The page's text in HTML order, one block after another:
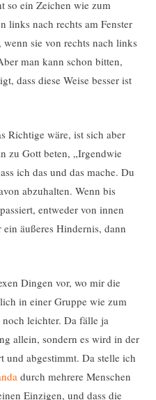
so ein Zeichen wie zum
links nach rechts am Fenster
sie von rechts nach links
man kann schon bitten,
dass diese Weise besser ist
Richtige wäre, ist sich aber
zu Gott beten, „Irgendwie
ich das und das mache. Du
abzuhalten. Wenn bis
entweder von innen
ein äußeres Hindernis, dann
Dingen vor, wo mir die
in einer Gruppe wie zum
leichter. Da fälle ja
allein, sondern es wird in der
und abgestimmt. Da stelle ich
durch mehrere Menschen
Einzigen, und dass die